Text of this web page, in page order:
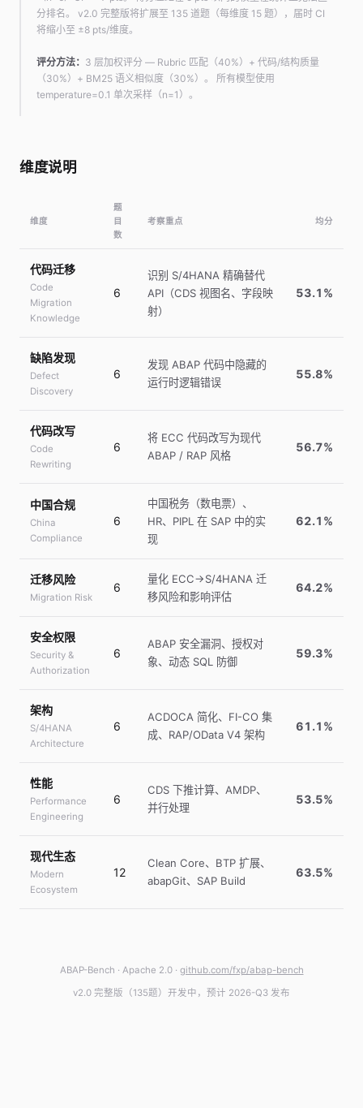
分排名。 v2.0 完整版将扩展至 135 道题（每维度 15 题），届时 CI
将缩小至 ±8 pts/维度。
评分方法： 3 层加权评分 — Rubric 匹配（40%）+ 代码/结构质量
（30%）+ BM25 语义相似度（30%）。 所有模型使用
temperature=0.1 单次采样（n=1）。
维度说明
维度
题
目
数
考察重点 均分
代码迁移
Code
Migration
Knowledge
6
识别 S/4HANA 精确替代
API（CDS 视图名、字段映
射）
53.1%
缺陷发现
Defect
Discovery
6
发现 ABAP 代码中隐藏的
运行时逻辑错误
55.8%
代码改写
Code
Rewriting
6
将 ECC 代码改写为现代
ABAP / RAP 风格
56.7%
中国合规
China
Compliance
6
中国税务（数电票）、
HR、PIPL 在 SAP 中的实
现
62.1%
迁移风险
Migration Risk
6
量化 ECC→S/4HANA 迁
移风险和影响评估
64.2%
安全权限
Security &
Authorization
6
ABAP 安全漏洞、授权对
象、动态 SQL 防御
59.3%
架构
S/4HANA
Architecture
6
ACDOCA 简化、FI-CO 集
成、RAP/OData V4 架构
61.1%
性能
Performance
Engineering
6
CDS 下推计算、AMDP、
并行处理
53.5%
现代生态
Modern
Ecosystem
12
Clean Core、BTP 扩展、
abapGit、SAP Build
63.5%
ABAP-Bench · Apache 2.0 · github.com/fxp/abap-bench
v2.0 完整版（135题）开发中，预计 2026-Q3 发布